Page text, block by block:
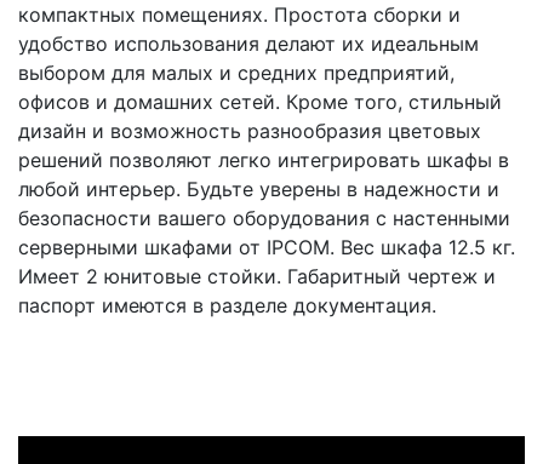
компактных помещениях. Простота сборки и
удобство использования делают их идеальным
выбором для малых и средних предприятий,
офисов и домашних сетей. Кроме того, стильный
дизайн и возможность разнообразия цветовых
решений позволяют легко интегрировать шкафы в
любой интерьер. Будьте уверены в надежности и
безопасности вашего оборудования с настенными
серверными шкафами от IPCOM. Вес шкафа 12.5 кг.
Имеет 2 юнитовые стойки. Габаритный чертеж и
паспорт имеются в разделе документация.